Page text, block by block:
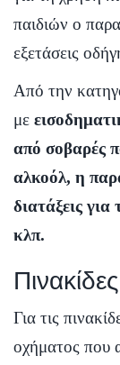
παιδιών ο
εξετάσεις
Από την
με
από σοβαρές
αλκοόλ, η
διατάξεις
κλπ.
Πινακίδες
Για τις
οχήματος που